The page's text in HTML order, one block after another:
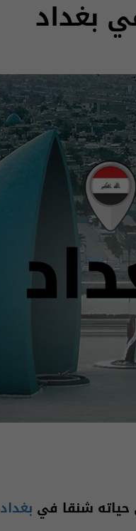
بغداد
حياته شنقا في بغداد